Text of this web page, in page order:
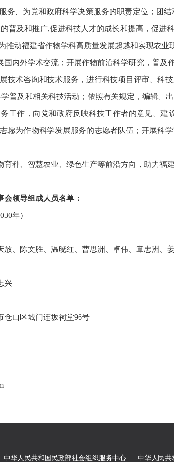
务、为党和政府科学决策服务的职责定位；团
普及和推广,促进科技人才的成长和提高，促进
推动福建省作物学科高质量发展超越和实现农业
国内外学术交流；开展作物前沿科学研究，普及
技术咨询和技术服务，进行科技项目评审、科
普及和相关科技活动；依照有关规定，编辑、
工作，向党和政府反映科技工作者的意见、建
愿为作物科学发展服务的志愿者队伍；开展科
育种、智慧农业、绿色生产等前沿方向，助力福
领导组成人员名单：
年）
放、陈文胜、温晓红、曹思洲、卓伟、章忠洲、
兴
仓山区城门连坂祠堂96号
中华人民共和国民政部社会组织服务中心 中华人民共